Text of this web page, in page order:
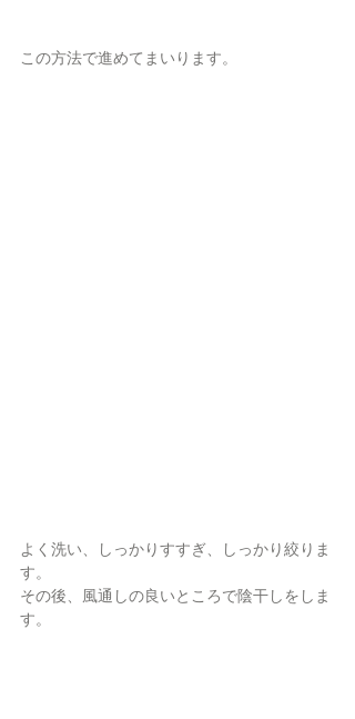
この方法で進めてまいります。
よく洗い、しっかりすすぎ、しっかり絞りま
す。
その後、風通しの良いところで陰干しをしま
す。